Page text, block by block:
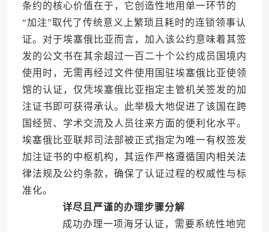
条约的核心价值在于，它创造性地用单一环节的
“加注”取代了传统意义上繁琐且耗时的连锁领事认
证。对于埃塞俄比亚而言，加入该公约意味着其签
发的公文书在其余超过一百二十个公约成员国境内
使用时，无需再经过文件使用国驻埃塞俄比亚使领
馆的认证，仅凭埃塞俄比亚指定主管机关签发的加
注证书即可获得承认。此举极大地促进了该国在跨
国经贸、学术交流及人员往来方面的便利化水平。
埃塞俄比亚联邦司法部被正式指定为唯一有权签发
加注证书的中枢机构，其运作严格遵循国内相关法
律法规及公约条款，确保了认证过程的权威性与标
准化。
详尽且严谨的办理步骤分解
成功办理一项海牙认证，需要系统性地完